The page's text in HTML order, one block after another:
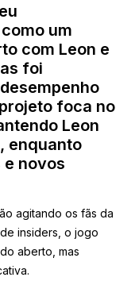
um
com Leon e
foi
foca no
Leon
enquanto
novos
agitando os fãs da
insiders, o jogo
aberto, mas